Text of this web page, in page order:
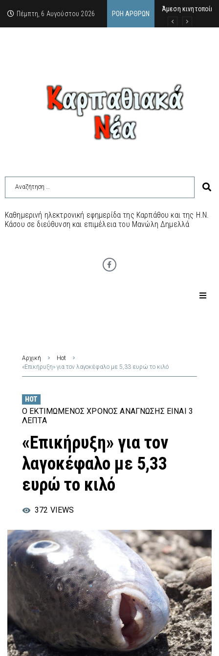
Πέμπτη, 6 Αυγούστου 2026 ΡΟΉ ΆΡΘΡΩΝ
Άμεση
Στο πανηγύρι του
ΣΥΝΑΥΛΙΑ ΜΑΡΙΟΥ
Καθημερινή ηλεκτρονική εφημερίδα της Καρπάθου και της Η.Ν.
Κάσου σε διεύθυνση και επιμέλεια του Μανώλη Δημελλά
Αρχική
Hot
«Επικήρυξη» για τον λαγοκέφαλο με 5,33 ευρώ το κιλό
HOT
Ο ΕΚΤΙΜΏΜΕΝΟΣ ΧΡΌΝΟΣ ΑΝΆΓΝΩΣΗΣ ΕΊΝΑΙ 3
ΛΕΠΤΆ
«Επικήρυξη» για τον
λαγοκέφαλο με 5,33
ευρώ το κιλό
372 VIEWS